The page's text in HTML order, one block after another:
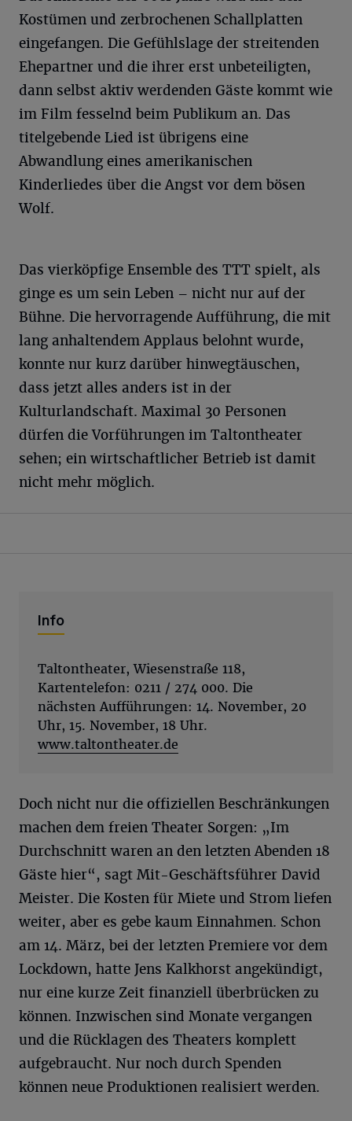
Kostümen und zerbrochenen Schallplatten
eingefangen. Die Gefühlslage der streitenden
Ehepartner und die ihrer erst unbeteiligten,
dann selbst aktiv werdenden Gäste kommt wie
im Film fesselnd beim Publikum an. Das
titelgebende Lied ist übrigens eine
Abwandlung eines amerikanischen
Kinderliedes über die Angst vor dem bösen
Wolf.
Das vierköpfige Ensemble des TTT spielt, als
ginge es um sein Leben – nicht nur auf der
Bühne. Die hervorragende Aufführung, die mit
lang anhaltendem Applaus belohnt wurde,
konnte nur kurz darüber hinwegtäuschen,
dass jetzt alles anders ist in der
Kulturlandschaft. Maximal 30 Personen
dürfen die Vorführungen im Taltontheater
sehen; ein wirtschaftlicher Betrieb ist damit
nicht mehr möglich.
Info
Taltontheater, Wiesenstraße 118,
Kartentelefon: 0211 / 274 000. Die
nächsten Aufführungen: 14. November, 20
Uhr, 15. November, 18 Uhr.
www.taltontheater.de
Doch nicht nur die offiziellen Beschränkungen
machen dem freien Theater Sorgen: „Im
Durchschnitt waren an den letzten Abenden 18
Gäste hier“, sagt Mit-Geschäftsführer David
Meister. Die Kosten für Miete und Strom liefen
weiter, aber es gebe kaum Einnahmen. Schon
am 14. März, bei der letzten Premiere vor dem
Lockdown, hatte Jens Kalkhorst angekündigt,
nur eine kurze Zeit finanziell überbrücken zu
können. Inzwischen sind Monate vergangen
und die Rücklagen des Theaters komplett
aufgebraucht. Nur noch durch Spenden
können neue Produktionen realisiert werden.